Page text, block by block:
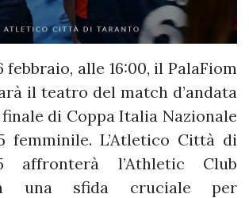
alle 16:00, il PalaFiom
il teatro del match d’andata
di Coppa Italia Nazionale
femminile. L’Atletico Città di
affronterà l’Athletic Club
una sfida cruciale per